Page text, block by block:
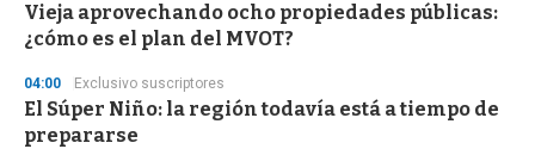
Vieja aprovechando ocho propiedades públicas:
¿cómo es el plan del MVOT?
04:00 Exclusivo suscriptores
El Súper Niño: la región todavía está a tiempo de
prepararse